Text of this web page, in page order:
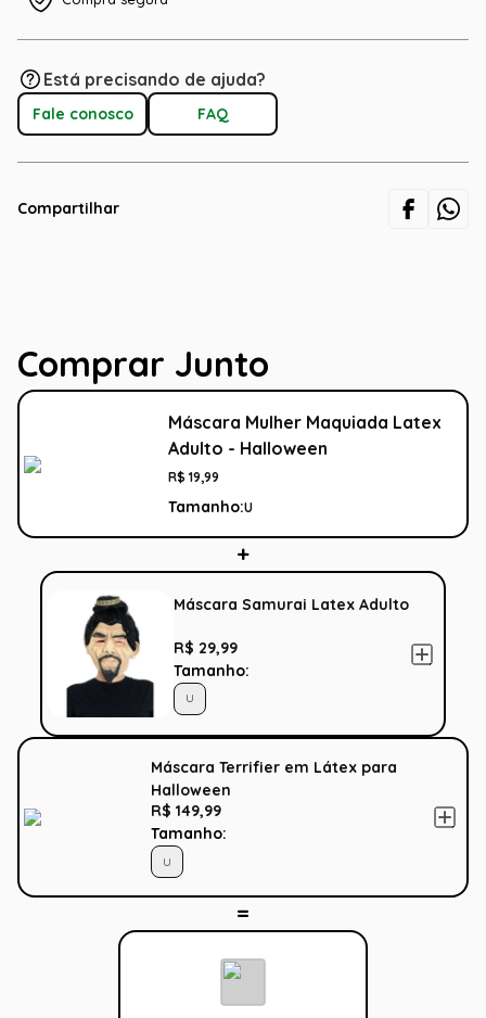
Está precisando de ajuda?
Fale conosco FAQ
Compartilhar
Comprar Junto
Máscara Mulher Maquiada Latex
Adulto - Halloween
R$ 19,99
Tamanho:U
Máscara Samurai Latex Adulto
R$ 29,99
Tamanho:
U
Máscara Terrifier em Látex para
Halloween
R$ 149,99
Tamanho:
U